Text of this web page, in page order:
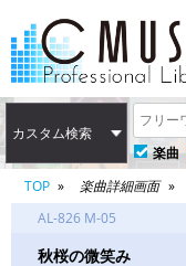
カスタム検索
楽曲
TOP
楽曲詳細画面
AL-826 M-05
秋桜の微笑み